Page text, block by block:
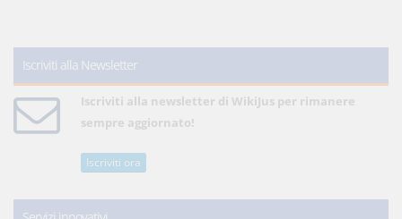
Iscriviti alla Newsletter
Iscriviti alla newsletter di WikiJus per rimanere
sempre aggiornato!
Iscriviti ora